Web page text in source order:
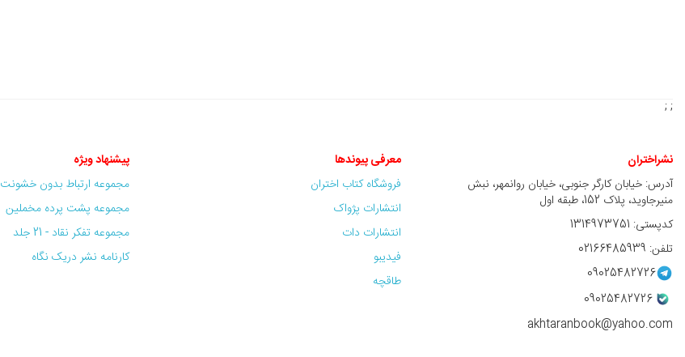
; ;
نشراختران
آدرس: خیابان کارگر جنوبی، خیابان روانمهر، نبش
منیرجاوید، پلاک 152، طبقه اول
کدپستی: 1314973751
تلفن: 02166485939
09025482726
09025482726
akhtaranbook@yahoo.com
معرفی پیوندها
فروشگاه کتاب اختران
انتشارات پژواک
انتشارات دات
فیدیبو
طاقچه
پیشنهاد ویژه
مجموعه ارتباط بدون خشونت
مجموعه پشت پرده مخملین
مجموعه تفکر نقاد - 21 جلد
کارنامه نشر دریک نگاه